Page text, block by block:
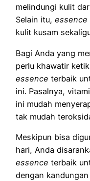
melindungi kulit
Selain itu, essence
kulit kusam
Bagi Anda yang
perlu khawatir
essence terbaik
ini. Pasalnya,
ini mudah
tak mudah
Meskipun bisa
hari, Anda
essence terbaik
dengan